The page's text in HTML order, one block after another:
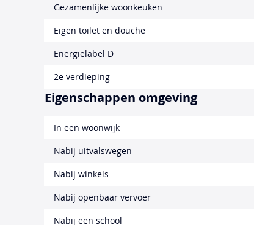
Gezamenlijke woonkeuken
Eigen toilet en douche
Energielabel D
2e verdieping
Eigenschappen omgeving
In een woonwijk
Nabij uitvalswegen
Nabij winkels
Nabij openbaar vervoer
Nabij een school